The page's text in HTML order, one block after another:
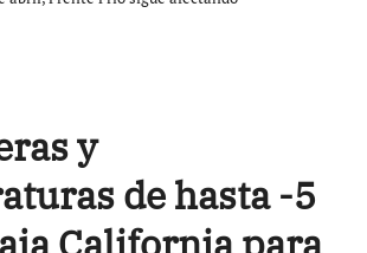
y
de hasta -5